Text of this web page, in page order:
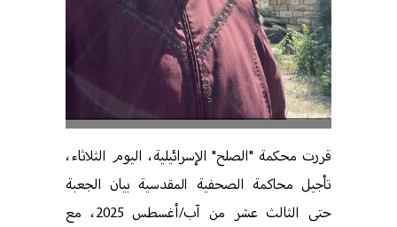
قررت محكمة "الصلح" الإسرائيلية، اليوم الثلاثاء،
تأجيل محاكمة الصحفية المقدسية بيان الجعبة
حتى الثالث عشر من آب/أغسطس 2025، مع